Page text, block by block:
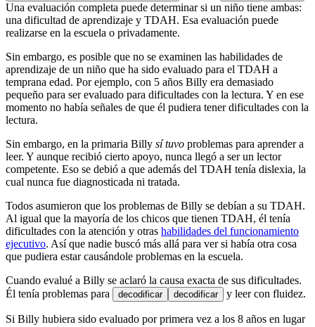
Una evaluación completa puede determinar si un niño tiene ambas:
una dificultad de aprendizaje y TDAH. Esa evaluación puede
realizarse en la escuela o privadamente.
Sin embargo, es posible que no se examinen las habilidades de
aprendizaje de un niño que ha sido evaluado para el TDAH a
temprana edad. Por ejemplo, con 5 años Billy era demasiado
pequeño para ser evaluado para dificultades con la lectura. Y en ese
momento no había señales de que él pudiera tener dificultades con la
lectura.
Sin embargo, en la primaria Billy sí tuvo problemas para aprender a
leer. Y aunque recibió cierto apoyo, nunca llegó a ser un lector
competente. Eso se debió a que además del TDAH tenía dislexia, la
cual nunca fue diagnosticada ni tratada.
Todos asumieron que los problemas de Billy se debían a su TDAH.
Al igual que la mayoría de los chicos que tienen TDAH, él tenía
dificultades con la atención y otras habilidades del funcionamiento
ejecutivo. Así que nadie buscó más allá para ver si había otra cosa
que pudiera estar causándole problemas en la escuela.
Cuando evalué a Billy se aclaró la causa exacta de sus dificultades.
Él tenía problemas para
decodificar decodificar y leer con fluidez.
Si Billy hubiera sido evaluado por primera vez a los 8 años en lugar